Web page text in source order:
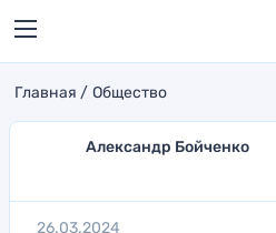
Главная Общество
Александр Бойченко
26.03.2024